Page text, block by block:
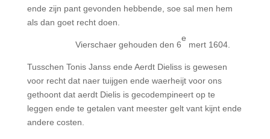
ende zijn pant gevonden hebbende, soe sal men hem
als dan goet recht doen.
Vierschaer gehouden den 6
e
mert 1604.
Tusschen Tonis Janss ende Aerdt Dieliss is gewesen
voor recht dat naer tuijgen ende waerheijt voor ons
gethoont dat aerdt Dielis is gecodempineert op te
leggen ende te getalen vant meester gelt vant kijnt ende
andere costen.